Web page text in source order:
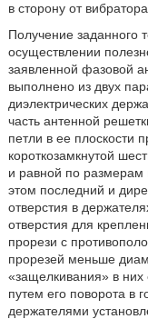
в сторону от
Получение заданного
осуществлении
заявленной фазовой
выполнено из двух
диэлектрических
часть антенной
петли в ее плоскости
короткозамкнутой
и равной по размерам
этом последний и
отверстия в
отверстия для
прорези с
прорезей меньше
«защелкивания» в них
путем его поворота в
держателями